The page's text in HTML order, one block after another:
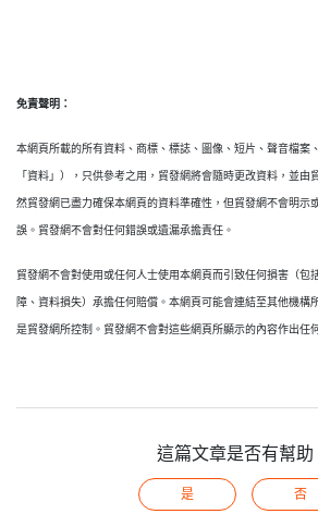
免責聲明：
本網頁所載的所有資料、商標、標誌、圖像、短片、聲音檔案
「資料」），只供參考之用，貿發網將會隨時更改資料，並由
然貿發網已盡力確保本網頁的資料準確性，但貿發網不會明示
誤。貿發網不會對任何錯誤或遺漏承擔責任。
貿發網不會對使用或任何人士使用本網頁而引致任何損害（包
障、資料損失）承擔任何賠償。本網頁可能會連結至其他機構
是貿發網所控制。貿發網不會對這些網頁所顯示的內容作出任
這篇文章是否有幫助
是 否